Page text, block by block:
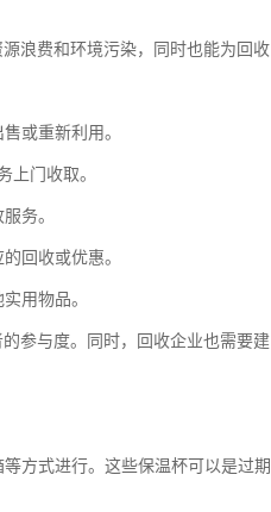
浪费和环境污染，同时也能为回收
或重新利用。
上门收取。
务。
回收或优惠。
用物品。
参与度。同时，回收企业也需要建
方式进行。这些保温杯可以是过期